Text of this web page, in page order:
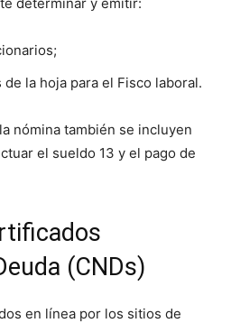
la hoja para el Fisco laboral.
nómina también se incluyen
el sueldo 13 y el pago de
(CNDs)
en línea por los sitios de